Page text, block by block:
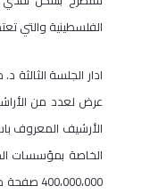
الفلسطينية والتي
ادار الجلسة الثالثة
عرض لعدد من
الخاصة بمؤسسات